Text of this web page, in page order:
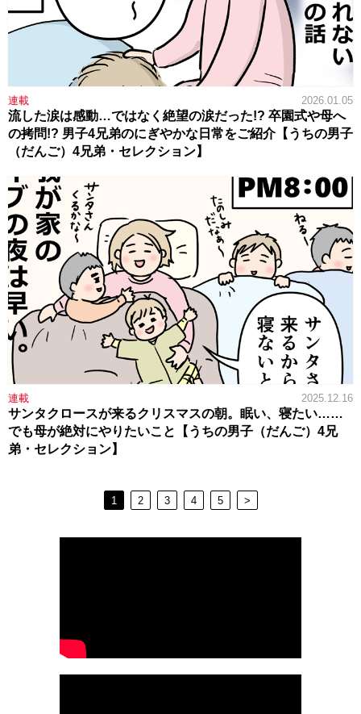
連載 2026.01.05
流した涙は感動…ではなく絶望の涙だった!? 卒園式や母へ
の拷問!? 男子4兄弟のにぎやかな日常をご紹介【うちの男子
（だんご）4兄弟・セレクション】
連載 2025.12.16
サンタクロースが来るクリスマスの朝。眠い、寝たい……
でも母が絶対にやりたいこと【うちの男子（だんご）4兄
弟・セレクション】
1 2 3 4 5 >